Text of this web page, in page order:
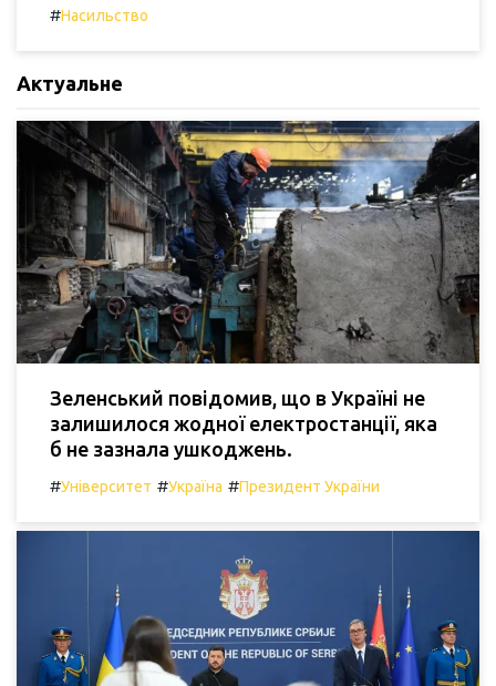
#Насильство
Актуальне
Зеленський повідомив, що в Україні не
залишилося жодної електростанції, яка
б не зазнала ушкоджень.
#Університет #Україна #Президент України